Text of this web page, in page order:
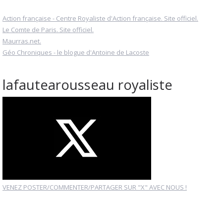
Action française - Centre Royaliste d'Action française. Site officiel.
Le Comte de Paris. Site officiel.
Maurras.net.
Géo Chroniques - le blogue d'Antoine de Lacoste
lafautearousseau royaliste
VENEZ POSTER/COMMENTER/PARTAGER SUR "X" AVEC NOUS !